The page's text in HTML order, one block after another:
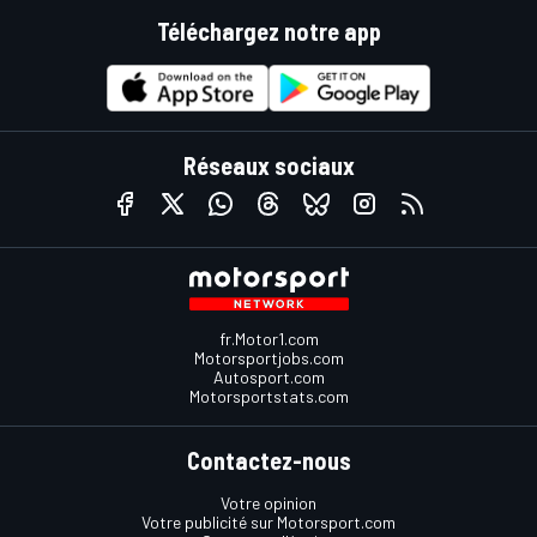
Téléchargez notre app
Réseaux sociaux
fr.Motor1.com
Motorsportjobs.com
Autosport.com
Motorsportstats.com
Contactez-nous
Votre opinion
Votre publicité sur Motorsport.com